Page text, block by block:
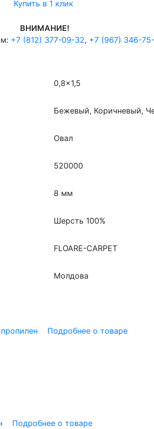
Купить в 1 клик
ВНИМАНИЕ!
+7 (812) 377-09-32, +7 (967) 346-
0,8×1,5
Бежевый, Коричневый,
Овал
520000
8 мм
Шерсть 100%
FLOARE-CARPET
Молдова
Подробнее о товаре
Подробнее о товаре